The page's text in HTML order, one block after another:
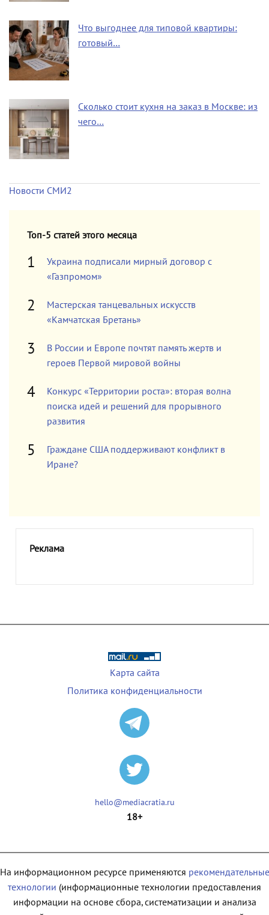
Что выгоднее для типовой квартиры:
готовый…
Сколько стоит кухня на заказ в Москве: из
чего…
Новости СМИ2
Топ-5 статей этого месяца
Украина подписали мирный договор с
«Газпромом»
Мастерская танцевальных искусств
«Камчатская Бретань»
В России и Европе почтят память жертв и
героев Первой мировой войны
Конкурс «Территории роста»: вторая волна
поиска идей и решений для прорывного
развития
Граждане США поддерживают конфликт в
Иране?
Реклама
Карта сайта
Политика конфиденциальности
hello@mediacratia.ru
18+
На информационном ресурсе применяются рекомендательные
технологии (информационные технологии предоставления
информации на основе сбора, систематизации и анализа